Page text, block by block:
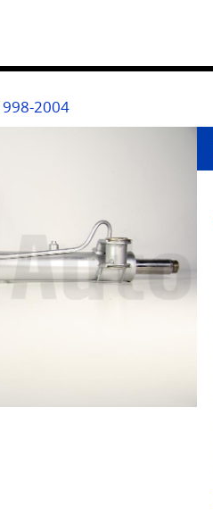
2004